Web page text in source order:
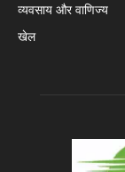
व्यवसाय और वाणिज्य
खेल